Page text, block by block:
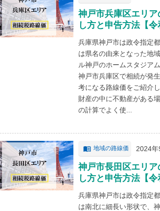
神戸市兵庫区エリ
し方と申告方法【令
兵庫県神戸市は政令指定
は県名の由来となった地
ル神戸のホームスタジア
神戸市兵庫区で相続が発
考になる路線価をご紹介
財産の中に不動産がある
の計算でよく使...
地域の路線価 2024年
神戸市長田区エリ
し方と申告方法【令
兵庫県神戸市は政令指定
は南北に細長い形状で、